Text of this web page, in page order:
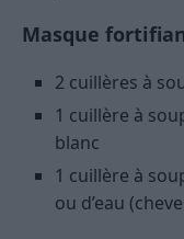
Masque
2 cuillères à
1 cuillère à
blanc
1 cuillère à
ou d’eau